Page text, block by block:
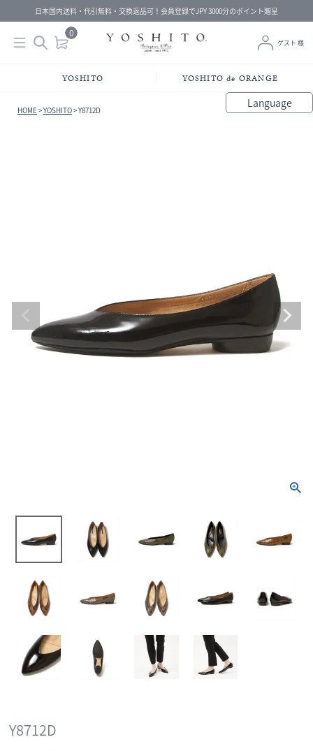
日本国内送料・代引無料・交換返品可！会員登録でJPY 3000分のポイント贈呈
0
ゲスト 様
YOSHITO YOSHITO de ORANGE
Language
HOME YOSHITO Y8712D
Y8712D